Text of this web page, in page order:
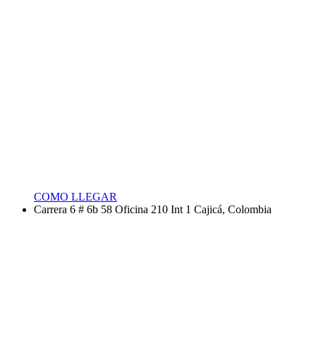
COMO LLEGAR
Carrera 6 # 6b 58 Oficina 210 Int 1 Cajicá, Colombia